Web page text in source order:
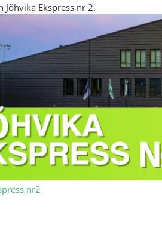
Jõhvika Ekspress nr 2.
nr2